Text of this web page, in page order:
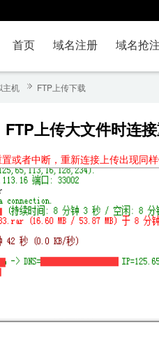
首页 域名注册 域名抢注
主机 FTP上传下载
FTP上传大文件时连
或者中断，重新连接上传出现同